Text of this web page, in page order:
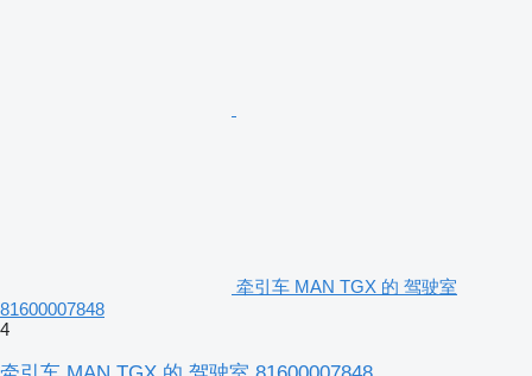
牵引车 MAN TGX 的 驾驶室
81600007848
4